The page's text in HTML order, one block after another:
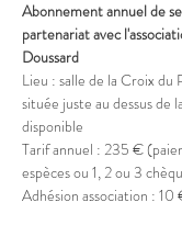
Abonnement annuel de
partenariat avec
Doussard
Lieu : salle de la Croix du
située juste au dessus de
disponible
Tarif annuel : 235 €
espèces ou 1, 2 ou 3
Adhésion association : 10